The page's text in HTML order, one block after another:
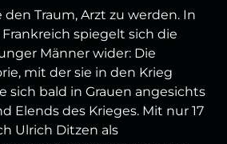
Traum, Arzt zu werden. In
spiegelt sich die
Männer wider: Die
mit der sie in den Krieg
sich bald in Grauen angesichts
Elends des Krieges. Mit nur 17
Ulrich Ditzen als